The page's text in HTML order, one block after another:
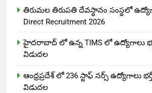
తిరుమల తిరుపతి దేవస్థానం సంస్థలో
Direct Recruitment 2026
హైదరాబాద్ లో ఉన్న TIMS లో ఉద్యోగాలు
విడుదల
ఆంధ్రప్రదేశ్ లో 236 స్టాఫ్ నర్స్ ఉద్యోగాలు
విడుదల